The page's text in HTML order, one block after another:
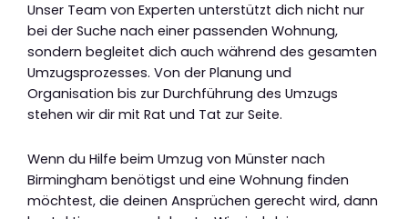
Unser Team von Experten unterstützt dich nicht nur
bei der Suche nach einer passenden Wohnung,
sondern begleitet dich auch während des gesamten
Umzugsprozesses. Von der Planung und
Organisation bis zur Durchführung des Umzugs
stehen wir dir mit Rat und Tat zur Seite.
Wenn du Hilfe beim Umzug von Münster nach
Birmingham benötigst und eine Wohnung finden
möchtest, die deinen Ansprüchen gerecht wird, dann